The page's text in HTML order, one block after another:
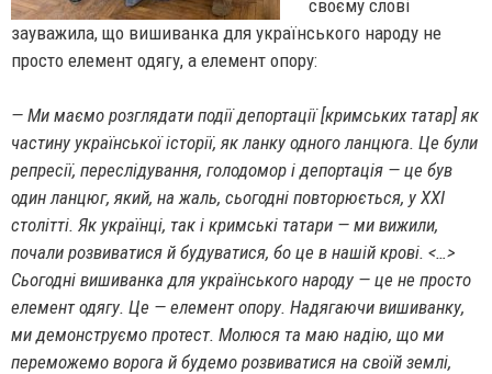
своєму слові
зауважила, що вишиванка для українського народу не
просто елемент одягу, а елемент опору:
— Ми маємо розглядати події депортації [кримських татар] як
частину української історії, як ланку одного ланцюга. Це були
репресії, переслідування, голодомор і депортація — це був
один ланцюг, який, на жаль, сьогодні повторюється, у XXI
столітті. Як українці, так і кримські татари — ми вижили,
почали розвиватися й будуватися, бо це в нашій крові. <…>
Сьогодні вишиванка для українського народу — це не просто
елемент одягу. Це — елемент опору. Надягаючи вишиванку,
ми демонструємо протест. Молюся та маю надію, що ми
переможемо ворога й будемо розвиватися на своїй землі,